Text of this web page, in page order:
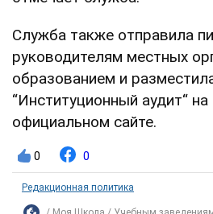
Служба также отправила
руководителям местных
образованием и
“Институционный аудит“
официальном сайте.
0 0
Редакционная политика